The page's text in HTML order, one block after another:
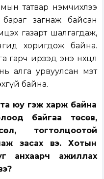
татвар нэмчихлээ
загнаж байсан
газарт шалгагдаж,
хоригдож байна.
ирээд энэ нөхцөл
алга урвуулсан мэт
байна.
юу гэж харж байна
байгаа төсөв,
тогтолцоотой
засах вэ. Хотын
анхаарч ажиллах